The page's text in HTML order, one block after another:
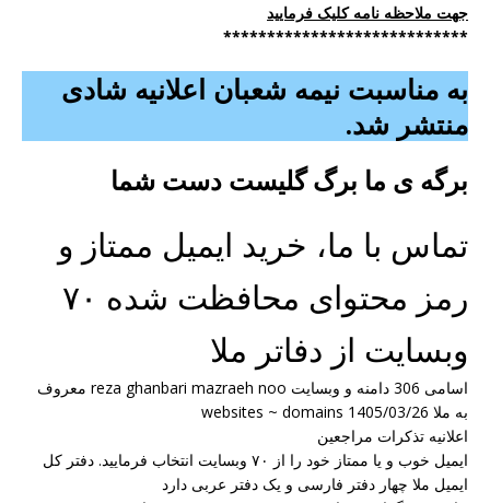
جهت ملاحظه نامه کلیک فرمایید
****************************
به مناسبت نیمه شعبان اعلانیه شادی
منتشر شد.
برگه ی ما برگ گلیست دست شما
تماس با ما، خرید ایمیل ممتاز و
رمز محتوای محافظت شده ۷۰
وبسایت از دفاتر ملا
اسامی 306 دامنه و وبسایت reza ghanbari mazraeh noo معروف
به ملا websites ~ domains 1405/03/26
اعلانیه تذکرات مراجعین
ایمیل خوب و یا ممتاز خود را از ۷۰ وبسایت انتخاب فرمایید. دفتر کل
ایمیل ملا چهار دفتر فارسی و یک دفتر عربی دارد